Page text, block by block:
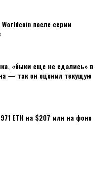
после серии
«быки еще не сдались» в
— так он оценил текущую
ETH на $207 млн на фоне